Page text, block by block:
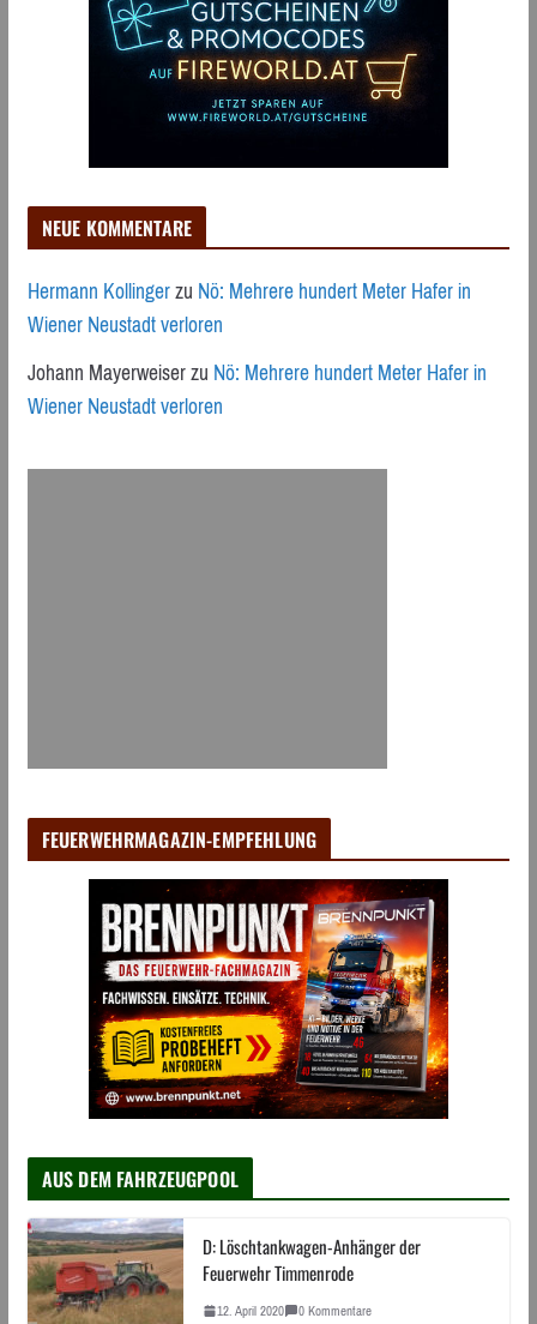
NEUE KOMMENTARE
Hermann KollingerzuNö: Mehrere hundert Meter Hafer in
Wiener Neustadt verloren
Johann MayerweiserzuNö: Mehrere hundert Meter Hafer in
Wiener Neustadt verloren
FEUERWEHRMAGAZIN-EMPFEHLUNG
AUS DEM FAHRZEUGPOOL
D: Löschtankwagen-Anhänger der
Feuerwehr Timmenrode
12. April 2020 0 Kommentare